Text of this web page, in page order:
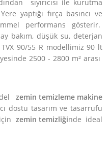
sıyırıcısı ile kurutma
yaptığı fırça basıncı ve
performans gösterir.
bakım, düşük su, deterjan
90/55 R modellimiz 90 lt
2500 - 2800 m² arası
zemin temizleme makine
dostu tasarım ve tasarrufu
zemin temizliğinde ideal